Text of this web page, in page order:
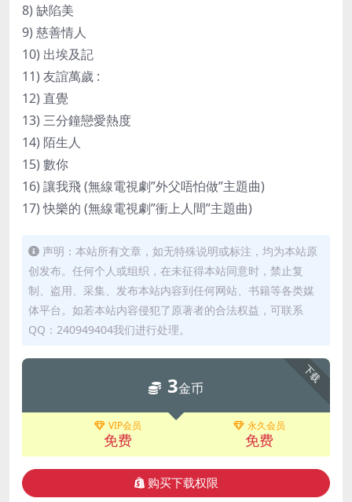
8) 缺陷美
9) 慈善情人
10) 出埃及記
11) 友誼萬歲 :
12) 直覺
13) 三分鐘戀愛熱度
14) 陌生人
15) 數你
16) 讓我飛 (無線電視劇”外父唔怕做”主題曲)
17) 快樂的 (無線電視劇”衝上人間”主題曲)
声明：本站所有文章，如无特殊说明或标注，均为本站原
创发布。任何个人或组织，在未征得本站同意时，禁止复
制、盗用、采集、发布本站内容到任何网站、书籍等各类媒
体平台。如若本站内容侵犯了原著者的合法权益，可联系
QQ：240949404我们进行处理。
下载
3金币
VIP会员
免费
永久会员
免费
购买下载权限